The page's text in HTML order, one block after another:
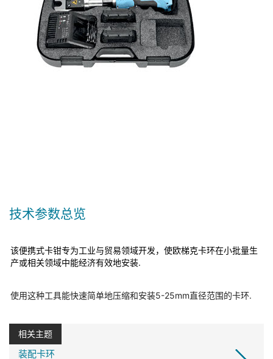
技术参数总览
该便携式卡钳专为工业与贸易领域开发，使欧梯克卡环在小批量生
产或相关领域中能经济有效地安装.
使用这种工具能快速简单地压缩和安装5-25mm直径范围的卡环.
相关主题
装配卡环